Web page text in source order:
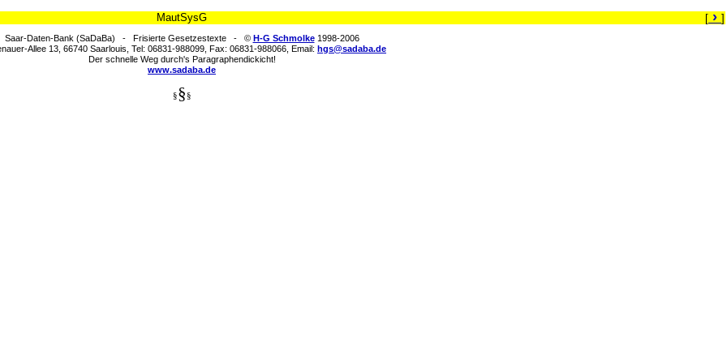
MautSysG [ › ]
Saar-Daten-Bank (SaDaBa) - Frisierte Gesetzestexte - © H-G Schmolke1998-2006
Allee 13, 66740 Saarlouis, Tel: 06831-988099, Fax: 06831-988066, Email: hgs@sadaba.de
Der schnelle Weg durch's Paragraphendickicht!
www.sadaba.de
§§ §